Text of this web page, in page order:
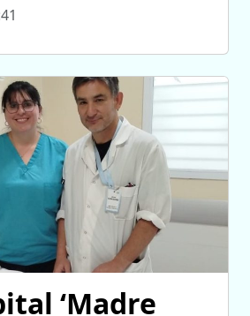
‘Madre